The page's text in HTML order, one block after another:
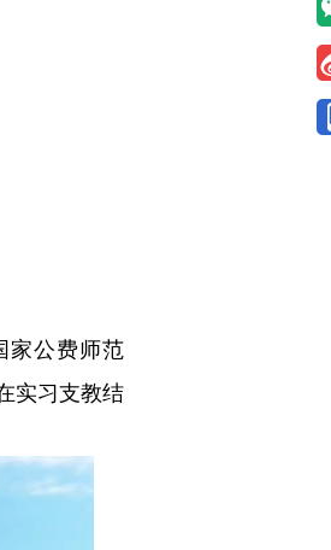
家公费师范
实习支教结